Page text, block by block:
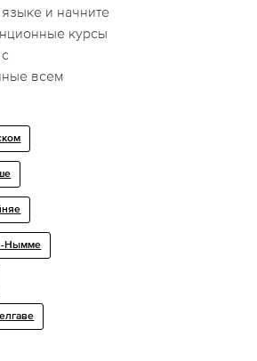
языке и начните
курсы
всем
Нымме